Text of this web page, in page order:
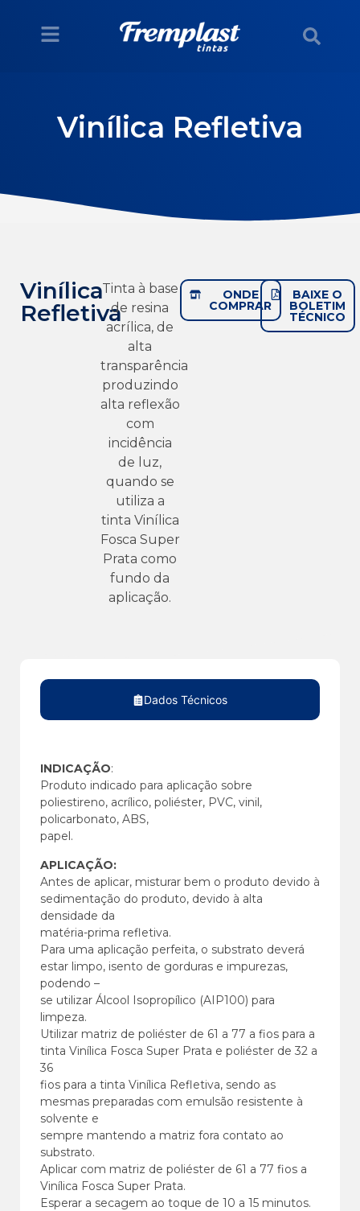
Vinílica Refletiva
Vinílica
Refletiva
Tinta à base
de resina
acrílica, de
alta
transparência
produzindo
alta reflexão
com
incidência
de luz,
quando se
utiliza a
tinta Vinílica
Fosca Super
Prata como
fundo da
aplicação.
ONDE
COMPRAR
BAIXE O
BOLETIM
TÉCNICO
Dados Técnicos
INDICAÇÃO:
Produto indicado para aplicação sobre
poliestireno, acrílico, poliéster, PVC, vinil,
policarbonato, ABS,
papel.
APLICAÇÃO:
Antes de aplicar, misturar bem o produto devido à
sedimentação do produto, devido à alta
densidade da
matéria-prima refletiva.
Para uma aplicação perfeita, o substrato deverá
estar limpo, isento de gorduras e impurezas,
podendo –
se utilizar Álcool Isopropílico (AIP100) para
limpeza.
Utilizar matriz de poliéster de 61 a 77 a fios para a
tinta Vinílica Fosca Super Prata e poliéster de 32 a
36
fios para a tinta Vinílica Refletiva, sendo as
mesmas preparadas com emulsão resistente à
solvente e
sempre mantendo a matriz fora contato ao
substrato.
Aplicar com matriz de poliéster de 61 a 77 fios a
Vinílica Fosca Super Prata.
Esperar a secagem ao toque de 10 a 15 minutos.